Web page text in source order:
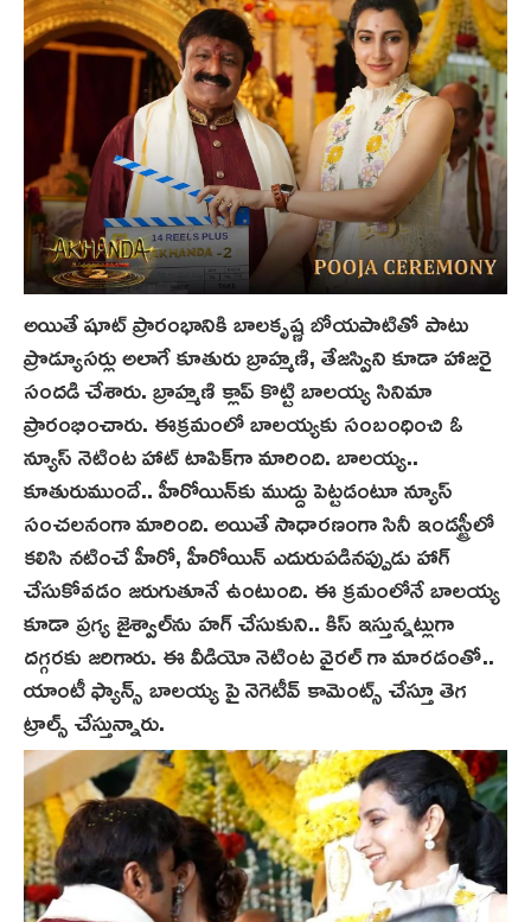
అయితే షూట్ ప్రారంభానికి బాలకృష్ణ బోయపాటితో పాటు
ప్రొడ్యూసర్లు అలాగే కూతురు బ్రాహ్మణి, తేజస్విని కూడా హాజరై
సందడి చేశారు. బ్రాహ్మణి క్లాప్‌ కొట్టి బాల‌య్య సినిమా
ప్రారంభించారు. ఈక్ర‌మంలో బాలయ్య‌కు సంబంధించి ఓ
న్యూస్ నెటింట హాట్ టాపిక్‌గా మారింది. బాలయ్య..
కూతురుముందే.. హీరోయిన్‌కు ముద్దు పెట్టడంటూ న్యూస్
సంచలనంగా మారింది. అయితే సాధారణంగా సినీ ఇండస్ట్రీలో
క‌లిసి న‌టించే హీరో, హీరోయిన్ ఎదురుపడినప్పుడు హాగ్
చేసుకోవడం జరుగుతూనే ఉంటుంది. ఈ క్రమంలోనే బాలయ్య
కూడా ప్ర‌గ్య జైశ్వాల్‌ను హగ్ చేసుకుని.. కిస్ ఇస్తున్నట్లుగా
దగ్గరకు జరిగారు. ఈ వీడియో నెటింట‌ వైరల్ గా మారడంతో..
యాంటీ ఫ్యాన్స్ బాల‌య్య పై నెగెటీవ్‌ కామెంట్స్ చేస్తూ తెగ
ట్రాల్స్ చేస్తున్నారు.